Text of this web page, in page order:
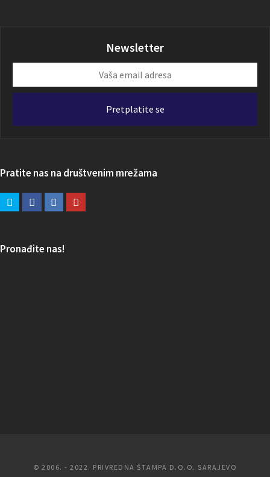
Newsletter
email
Pretplatite se
Pratite nas na društvenim mrežama
Pronađite nas!
© 2006. - 2022. PRIVREDNA ŠTAMPA D.O.O. SARAJEVO